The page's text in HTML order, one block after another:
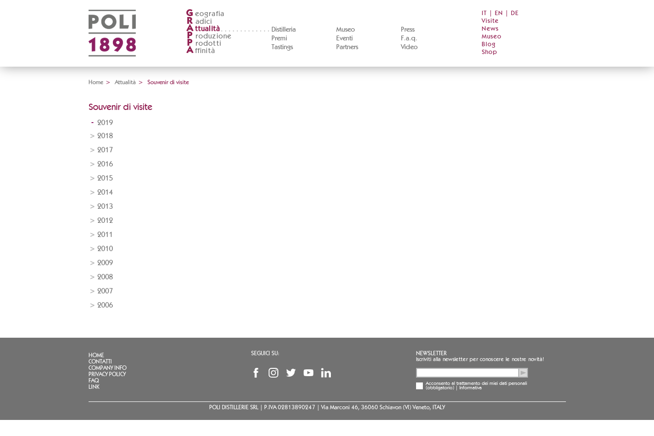
G eografia
R adici
A ttualità
Distilleria
Premi
Tastings
Museo
Eventi
Partners
Press
F.a.q.
Video
P roduzione
P rodotti
A ffinità
IT EN
DE
Visite
News
Museo
Blog
Shop
Home > Attualità > Souvenir di visite
Souvenir di visite
2019
2018
2017
2016
2015
2014
2013
2012
2011
2010
2009
2008
2007
2006
HOME
CONTATTI
COMPANY INFO
PRIVACY POLICY
FAQ
LINK
SEGUICI SU: NEWSLETTER
Iscriviti alla newsletter per conoscere le nostre novità!
Acconsento al trattamento dei miei dati personali
(obbligatorio) |
Informativa
POLI DISTILLERIE SRL | P.IVA 02813890247 | Via Marconi 46, 36060 Schiavon (VI) Veneto, ITALY